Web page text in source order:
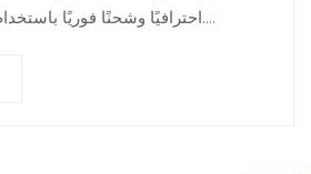
احترافيًا وشحنًا فوريًا باستخدام مخزون محدث دوريًا.